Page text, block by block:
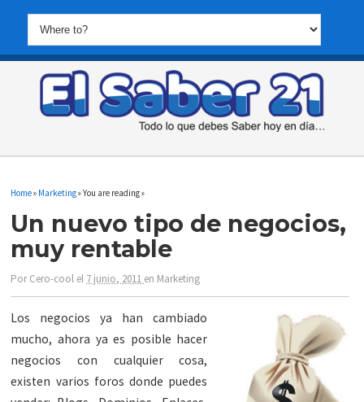
Home» Marketing» You are reading »
Un nuevo tipo de negocios,
muy rentable
PorCero-cool el 7 junio, 2011 en Marketing
Los negocios ya han cambiado
mucho, ahora ya es posible hacer
negocios con cualquier cosa,
existen varios foros donde puedes